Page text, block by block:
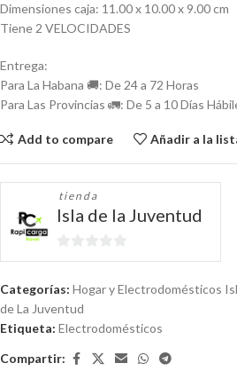
Dimensiones caja: 11.00 x 10.00 x 9.00 cm
Tiene 2 VELOCIDADES
Entrega:
Para La Habana 🚚: De 24 a 72 Horas
Para Las Provincias 🚛: De 5 a 10 Días
Add to compare Añadir a la
tienda
Isla de la Juventud
0
Categorías: Hogar y Electrodomésticos
de La Juventud
Etiqueta: Electrodomésticos
Compartir: